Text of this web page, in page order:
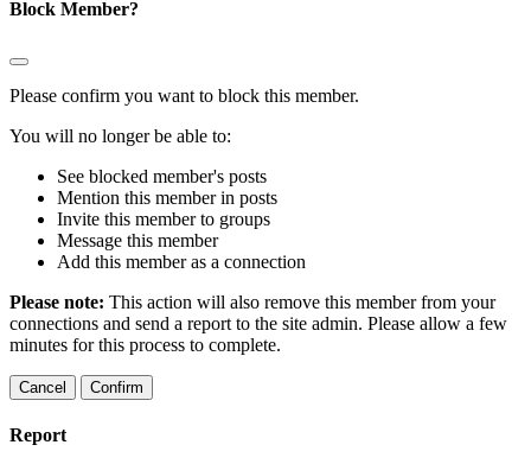
Block Member?
Please confirm you want to block this member.
You will no longer be able to:
See blocked member's posts
Mention this member in posts
Invite this member to groups
Message this member
Add this member as a connection
Please note: This action will also remove this member from your
connections and send a report to the site admin. Please allow a few
minutes for this process to complete.
Confirm
Report